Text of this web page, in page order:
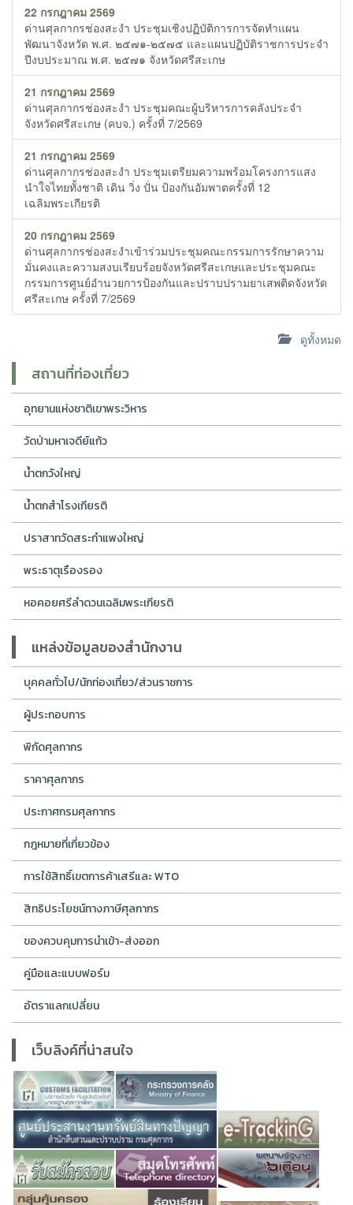
22 กรกฎาคม 2569
ด่านศุลกากรช่องสะงำ ประชุมเชิงปฏิบัติการการจัดทำแผน
พัฒนาจังหวัด พ.ศ. ๒๕๗๑-๒๕๗๕ และแผนปฏิบัติราชการประจำ
ปีงบประมาณ พ.ศ. ๒๕๗๑ จังหวัดศรีสะเกษ
21 กรกฎาคม 2569
ด่านศุลกากรช่องสะงำ ประชุมคณะผู้บริหารการคลังประจำ
จังหวัดศรีสะเกษ (คบจ.) ครั้งที่ 7/2569
21 กรกฎาคม 2569
ด่านศุลกากรช่องสะงำ ประชุมเตรียมความพร้อมโครงการแสง
นำใจไทยทั้งชาติ เดิน วิ่ง ปั่น ป้องกันอัมพาตครั้งที่ 12
เฉลิมพระเกียรติ
20 กรกฎาคม 2569
ด่านศุลกากรช่องสะงำเข้าร่วมประชุมคณะกรรมการรักษาความ
มั่นคงและความสงบเรียบร้อยจังหวัดศรีสะเกษและประชุมคณะ
กรรมการศูนย์อำนวยการป้องกันและปราบปรามยาเสพติดจังหวัด
ศรีสะเกษ ครั้งที่ 7/2569
ดูทั้งหมด
สถานที่ท่องเที่ยว
อุทยานแห่งชาติเขาพระวิหาร
วัดป่ามหาเจดีย์แก้ว
น้ำตกวังใหญ่
น้ำตกสำโรงเกียรติ
ปราสาทวัดสระกำแพงใหญ่
พระธาตุเรืองรอง
หอคอยศรีลำดวนเฉลิมพระเกียรติ
แหล่งข้อมูลของสำนักงาน
บุคคลทั่วไป/นักท่องเที่ยว/ส่วนราชการ
ผู้ประกอบการ
พิกัดศุลกากร
ราคาศุลกากร
ประกาศกรมศุลกากร
กฎหมายที่เกี่ยวข้อง
การใช้สิทธิ์เขตการค้าเสรีและ WTO
สิทธิประโยชน์ทางภาษีศุลกากร
ของควบคุมการนำเข้า-ส่งออก
คู่มือและแบบฟอร์ม
อัตราแลกเปลี่ยน
เว็บลิงค์ที่น่าสนใจ